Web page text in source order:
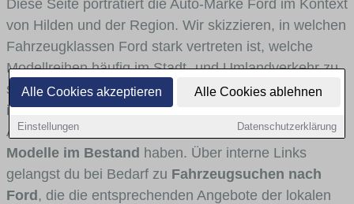
Alle Cookies akzeptieren Alle Cookies ablehnen
Einstellungen Datenschutzerklärung
Diese Seite porträtiert die Auto-Marke Ford im Kontext
von Hilden und der Region. Wir skizzieren, in welchen
Fahrzeugklassen Ford stark vertreten ist, welche
Modellreihen häufig im Stadt- und Umlandverkehr zu
sehen sind und für welche Fahrertypen die Marke
interessant ist. Viele Fahrzeuge stammen von
Autohäusern und Autohändlern aus Hilden, dieFord-
Modelle im Bestand haben. Über interne Links
gelangst du bei Bedarf zu Fahrzeugsuchen nach
Ford, die die entsprechenden Angebote der lokalen